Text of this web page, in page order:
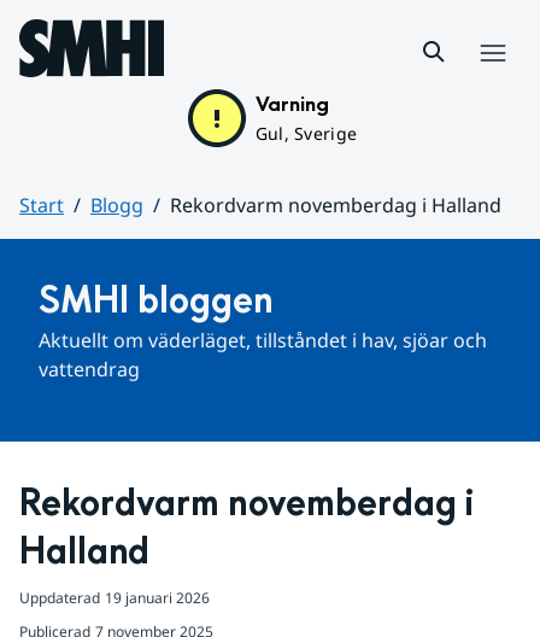
Hoppa till sidans innehåll
Varning
Gul, Sverige
Start Blogg
Rekordvarm novemberdag i Halland
SMHI bloggen
Aktuellt om väderläget, tillståndet i hav, sjöar och
vattendrag
Rekordvarm novemberdag i
Halland
Uppdaterad 19 januari 2026
Publicerad 7 november 2025